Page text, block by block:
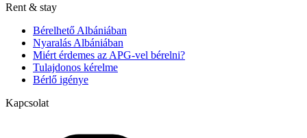
Rent & stay
Bérelhető Albániában
Nyaralás Albániában
Miért érdemes az APG-vel bérelni?
Tulajdonos kérelme
Bérlő igénye
Kapcsolat